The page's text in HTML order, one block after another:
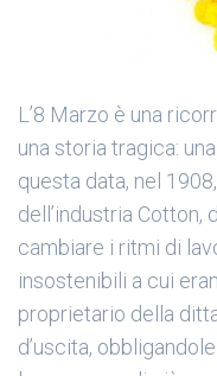
L’8 Marzo è una
una storia tragica:
questa data, nel
dell’industria Cotton,
cambiare i ritmi di
insostenibili a cui
proprietario della
d’uscita,